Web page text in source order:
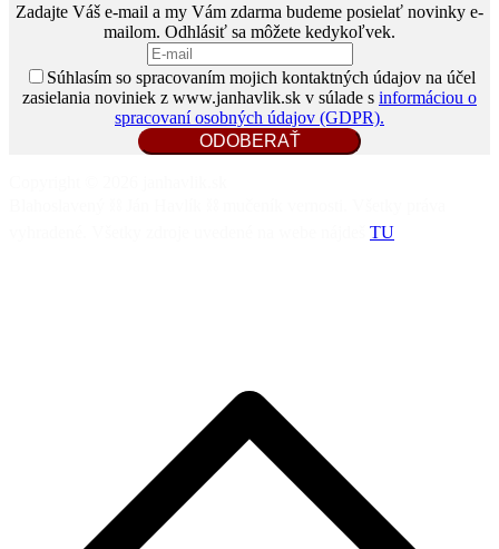
Zadajte Váš e-mail a my Vám zdarma budeme posielať novinky e-
mailom. Odhlásiť sa môžete kedykoľvek.
Súhlasím so spracovaním mojich kontaktných údajov na účel
zasielania noviniek z www.janhavlik.sk v súlade s informáciou o
spracovaní osobných údajov (GDPR).
TU